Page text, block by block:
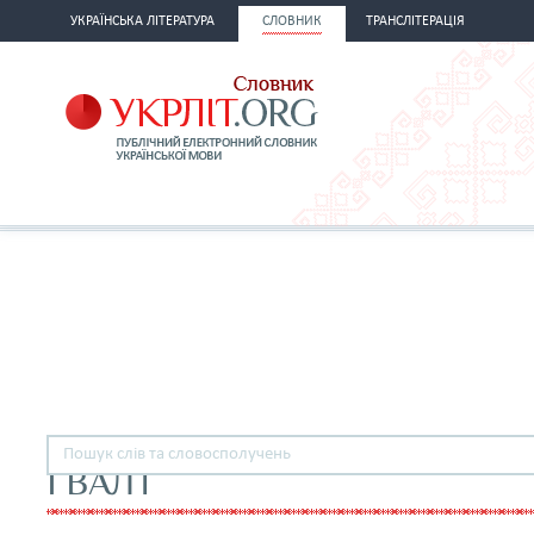
УКРАЇНСЬКА ЛІТЕРАТУРА СЛОВНИК ТРАНСЛІТЕРАЦІЯ
ГВАЛТ